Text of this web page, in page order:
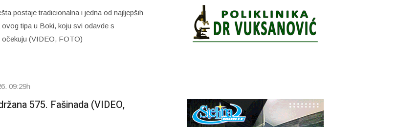
postaje tradicionalna i jedna od najljepših
tipa u Boki, koju svi odavde s
očekuju (VIDEO, FOTO)
09:29h
575. Fašinada (VIDEO,